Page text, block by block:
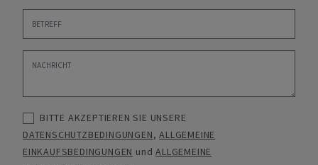
BITTE AKZEPTIEREN SIE UNSERE
DATENSCHUTZBEDINGUNGEN,ALLGEMEINE
EINKAUFSBEDINGUNGEN undALLGEMEINE